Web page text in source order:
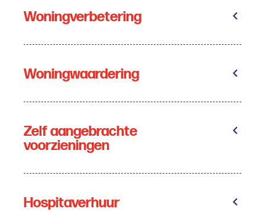
Woningverbetering
Woningwaardering
Zelf aangebrachte
voorzieningen
Hospitaverhuur